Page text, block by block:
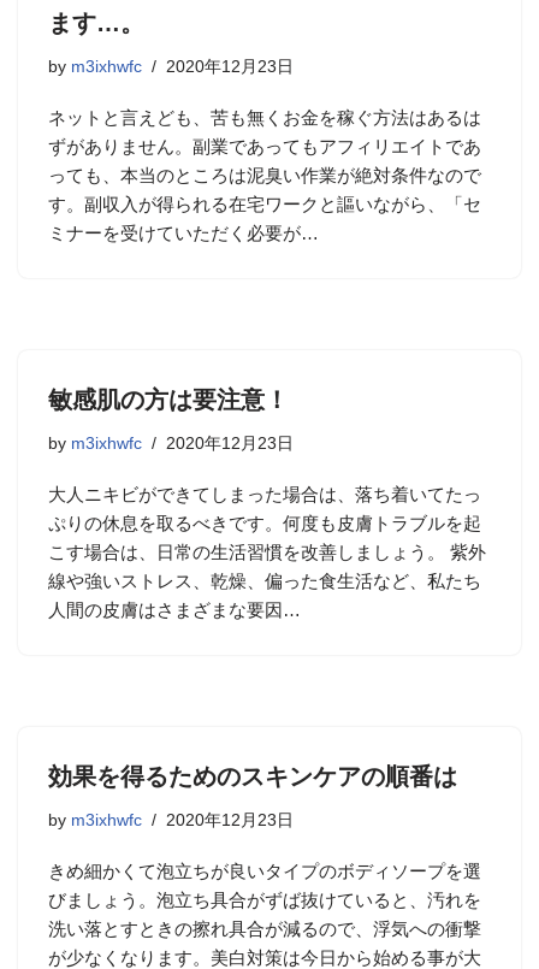
ます…。
by m3ixhwfc 2020年12月23日
ネットと言えども、苦も無くお金を稼ぐ方法はあるは
ずがありません。副業であってもアフィリエイトであ
っても、本当のところは泥臭い作業が絶対条件なので
す。副収入が得られる在宅ワークと謳いながら、「セ
ミナーを受けていただく必要が…
敏感肌の方は要注意！
by m3ixhwfc 2020年12月23日
大人ニキビができてしまった場合は、落ち着いてたっ
ぷりの休息を取るべきです。何度も皮膚トラブルを起
こす場合は、日常の生活習慣を改善しましょう。 紫外
線や強いストレス、乾燥、偏った食生活など、私たち
人間の皮膚はさまざまな要因…
効果を得るためのスキンケアの順番は
by m3ixhwfc 2020年12月23日
きめ細かくて泡立ちが良いタイプのボディソープを選
びましょう。泡立ち具合がずば抜けていると、汚れを
洗い落とすときの擦れ具合が減るので、浮気への衝撃
が少なくなります。美白対策は今日から始める事が大